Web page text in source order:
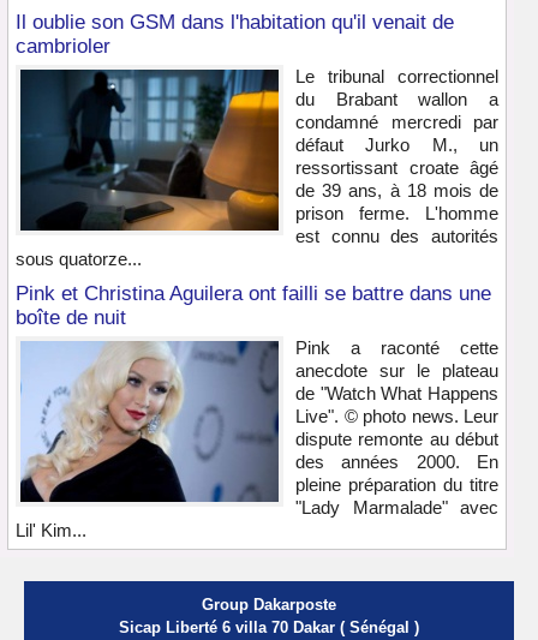
Il oublie son GSM dans l'habitation qu'il venait de
cambrioler
Le tribunal correctionnel
du Brabant wallon a
condamné mercredi par
défaut Jurko M., un
ressortissant croate âgé
de 39 ans, à 18 mois de
prison ferme. L'homme
est connu des autorités
sous quatorze...
Pink et Christina Aguilera ont failli se battre dans une
boîte de nuit
Pink a raconté cette
anecdote sur le plateau
de "Watch What Happens
Live". © photo news. Leur
dispute remonte au début
des années 2000. En
pleine préparation du titre
"Lady Marmalade" avec
Lil' Kim...
Group Dakarposte
Sicap Liberté 6 villa 70 Dakar ( Sénégal )